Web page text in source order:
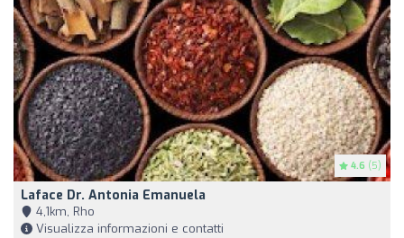
4.6 (5)
Laface Dr. Antonia Emanuela
4,1km, Rho
Visualizza informazioni e contatti